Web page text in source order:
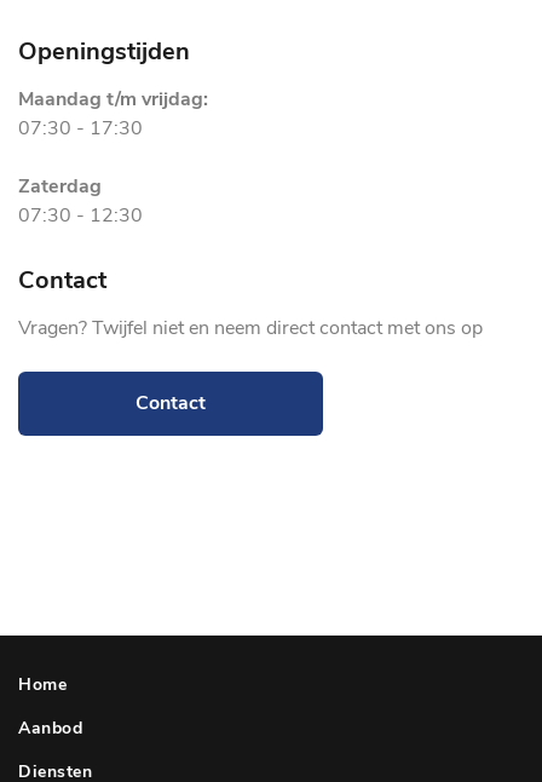
Openingstijden
Maandag t/m vrijdag:
07:30 - 17:30
Zaterdag
07:30 - 12:30
Contact
Vragen? Twijfel niet en neem direct contact met ons op
Contact
Home
Aanbod
Diensten